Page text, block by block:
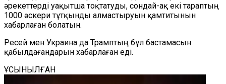
әрекеттерді уақытша тоқтатуды, сондай-ақ екі тараптың
1000 әскери тұтқынды алмастыруын қамтитынын
хабарлаған болатын.
Ресей мен Украина да Трамптың бұл бастамасын
қабылдағандарын хабарлаған еді.
ҰСЫНЫЛҒАН